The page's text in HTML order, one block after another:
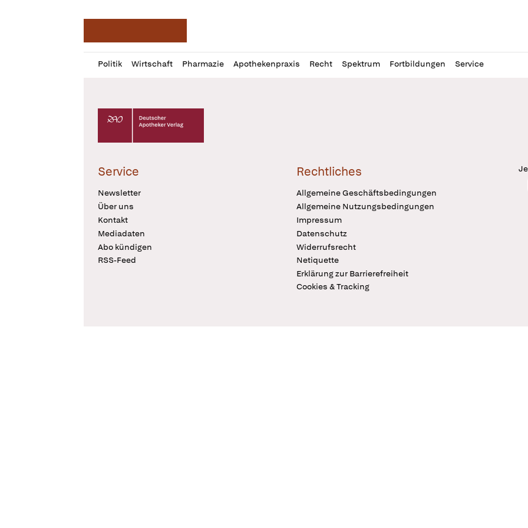
Politik Wirtschaft Pharmazie Apothekenpraxis Recht Spektrum Fortbildungen Service
Profil
öffnen
Daz
Pur
Deutscher Apotheker Verlag Logo
Service
Newsletter
Über uns
Kontakt
Mediadaten
Abo kündigen
RSS-Feed
Rechtliches
Allgemeine Geschäftsbedingungen
Allgemeine Nutzungsbedingungen
Impressum
Datenschutz
Widerrufsrecht
Netiquette
Erklärung zur Barrierefreiheit
Cookies & Tracking